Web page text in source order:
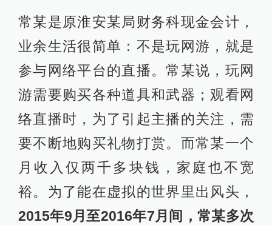
常某是原淮安某局财务科现金会计，
业余生活很简单：不是玩网游，就是
参与网络平台的直播。常某说，玩网
游需要购买各种道具和武器；观看网
络直播时，为了引起主播的关注，需
要不断地购买礼物打赏。而常某一个
月收入仅两千多块钱，家庭也不宽
裕。为了能在虚拟的世界里出风头，
2015年9月至2016年7月间，常某多次